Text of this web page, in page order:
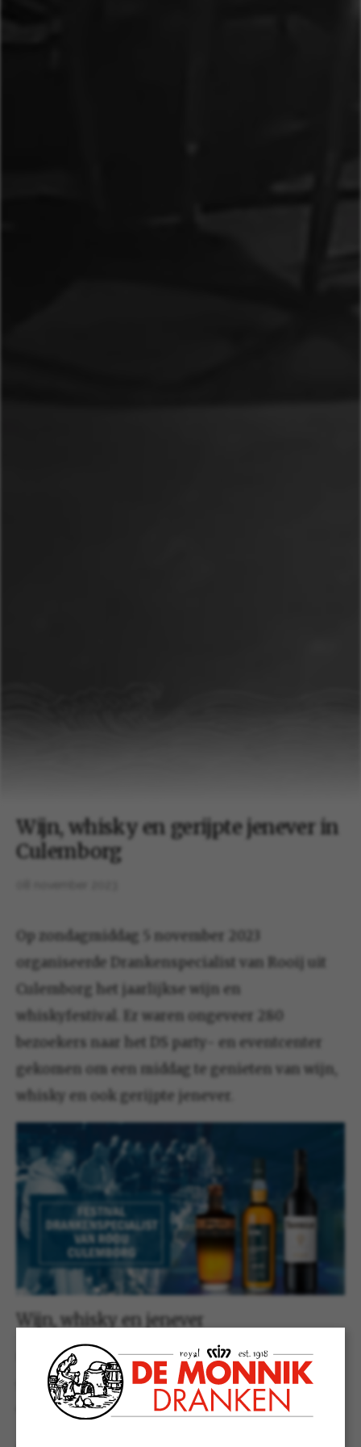
Wijn, whisky en gerijpte jenever in
Culemborg
Op zondagmiddag 5 november 2023
organiseerde Drankenspecialist van Rooij uit
Culemborg het jaarlijkse wijn en
whiskyfestival. Er waren ongeveer 280
bezoekers naar het DS party- en eventcenter
gekomen om een middag te genieten van wijn,
whisky en ook gerijpte jenever.
Wijn, whisky en jenever
Het festival dat door de familie van Rooij wordt
georganiseerd is een begrip in Culemborg en
omstreken.